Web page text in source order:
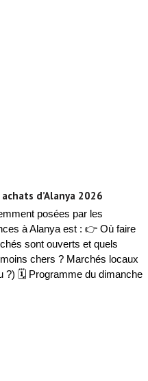
d’Alanya 2026
posées par les
à Alanya est : 👉 Où faire
sont ouverts et quels
chers ? Marchés locaux
?) 🗓️ Programme du dimanche